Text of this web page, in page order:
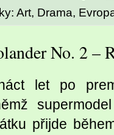
Art, Drama,
No. 2 –
let po
přijde